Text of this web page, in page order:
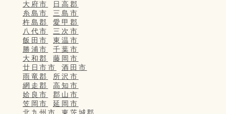
大府市
日高郡
糸島市
三島市
杵島郡
愛甲郡
八代市
三次市
飯田市
東温市
勝浦市
千葉市
大和郡
藤岡市
廿日市市
酒田市
雨竜郡
所沢市
網走郡
高知市
姶良市
郡山市
笠岡市
延岡市
北九州市
東茨城郡